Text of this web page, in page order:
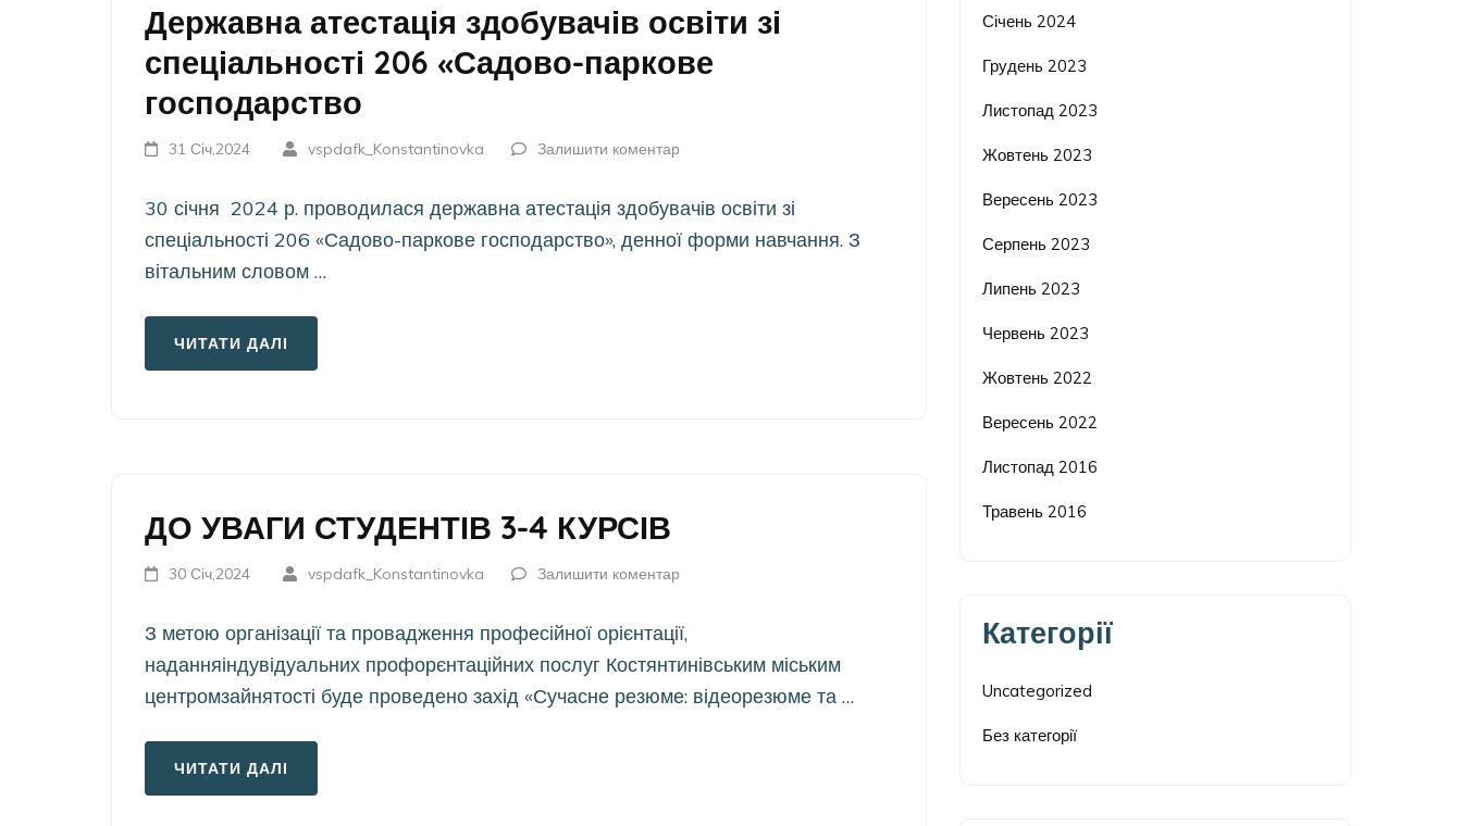
Державна атестація здобувачів освіти зі
спеціальності 206 «Садово-паркове
господарство
31 Січ,2024 vspdafk_Konstantinovka Залишити коментар
30 січня 2024 р. проводилася державна атестація здобувачів освіти зі
спеціальності 206 «Садово-паркове господарство», денної форми навчання. З
вітальним словом …
ЧИТАТИ ДАЛІ
ДО УВАГИ СТУДЕНТІВ 3-4 КУРСІВ
30 Січ,2024 vspdafk_Konstantinovka Залишити коментар
З метою організації та провадження професійної орієнтації,
наданняіндувідуальних профорєнтаційних послуг Костянтинівським міським
центромзайнятості буде проведено захід «Сучасне резюме: відеорезюме та …
ЧИТАТИ ДАЛІ
Січень 2024
Грудень 2023
Листопад 2023
Жовтень 2023
Вересень 2023
Серпень 2023
Липень 2023
Червень 2023
Жовтень 2022
Вересень 2022
Листопад 2016
Травень 2016
Категорії
Uncategorized
Без категорії